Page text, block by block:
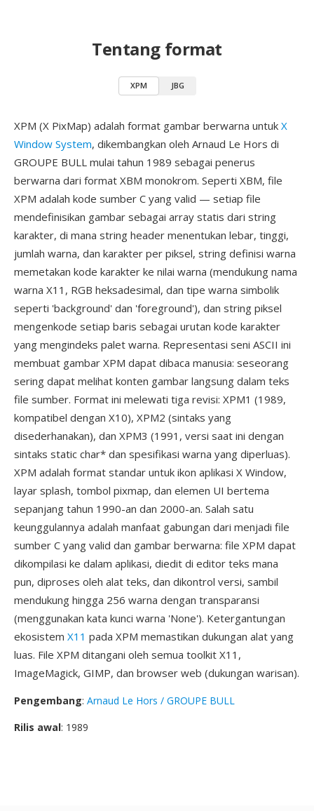
Tentang format
XPM JBG
XPM (X PixMap) adalah format gambar berwarna untuk X
Window System, dikembangkan oleh Arnaud Le Hors di
GROUPE BULL mulai tahun 1989 sebagai penerus
berwarna dari format XBM monokrom. Seperti XBM, file
XPM adalah kode sumber C yang valid — setiap file
mendefinisikan gambar sebagai array statis dari string
karakter, di mana string header menentukan lebar, tinggi,
jumlah warna, dan karakter per piksel, string definisi warna
memetakan kode karakter ke nilai warna (mendukung nama
warna X11, RGB heksadesimal, dan tipe warna simbolik
seperti 'background' dan 'foreground'), dan string piksel
mengenkode setiap baris sebagai urutan kode karakter
yang mengindeks palet warna. Representasi seni ASCII ini
membuat gambar XPM dapat dibaca manusia: seseorang
sering dapat melihat konten gambar langsung dalam teks
file sumber. Format ini melewati tiga revisi: XPM1 (1989,
kompatibel dengan X10), XPM2 (sintaks yang
disederhanakan), dan XPM3 (1991, versi saat ini dengan
sintaks static char* dan spesifikasi warna yang diperluas).
XPM adalah format standar untuk ikon aplikasi X Window,
layar splash, tombol pixmap, dan elemen UI bertema
sepanjang tahun 1990-an dan 2000-an. Salah satu
keunggulannya adalah manfaat gabungan dari menjadi file
sumber C yang valid dan gambar berwarna: file XPM dapat
dikompilasi ke dalam aplikasi, diedit di editor teks mana
pun, diproses oleh alat teks, dan dikontrol versi, sambil
mendukung hingga 256 warna dengan transparansi
(menggunakan kata kunci warna 'None'). Ketergantungan
ekosistem X11 pada XPM memastikan dukungan alat yang
luas. File XPM ditangani oleh semua toolkit X11,
ImageMagick, GIMP, dan browser web (dukungan warisan).
Pengembang: Arnaud Le Hors / GROUPE BULL
Rilis awal: 1989